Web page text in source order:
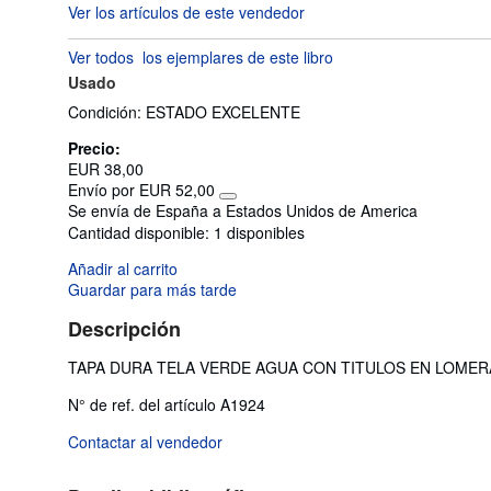
vendedor:
5
de
estrellas
Ver los artículos de este vendedor
Ver todos los ejemplares de este libro
Usado
Condición: ESTADO EXCELENTE
Precio:
EUR 38,00
Envío por EUR 52,00
Más
información
sobre
de
Se envía de España a Estados Unidos de America
Cantidad disponible: 1 disponibles
Añadir al carrito
Guardar para más tarde
Descripción
TAPA DURA TELA VERDE AGUA CON TITULOS EN
N° de ref. del artículo A1924
Contactar al vendedor